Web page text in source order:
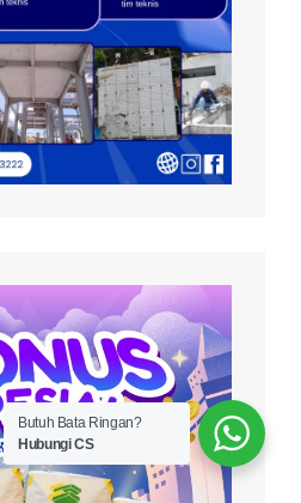
Butuh Bata Ringan?
Hubungi CS